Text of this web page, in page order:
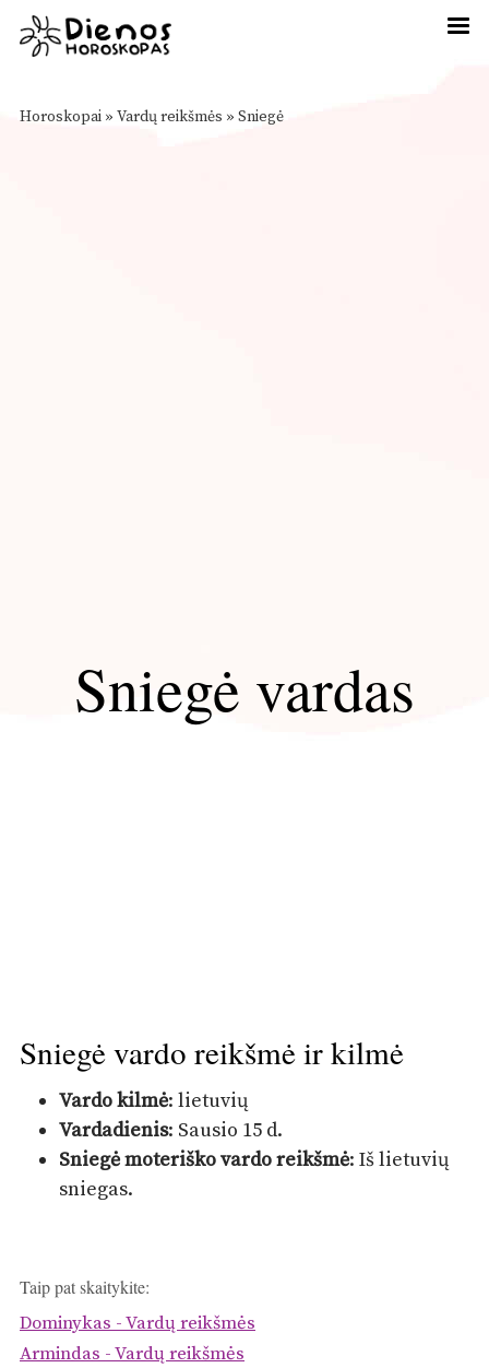
Horoskopai » Vardų reikšmės » Sniegė
Sniegė vardas
Sniegė vardo reikšmė ir kilmė
Vardo kilmė: lietuvių
Vardadienis: Sausio 15 d.
Sniegė moteriško vardo reikšmė: Iš lietuvių
sniegas.
Taip pat skaitykite:
Dominykas - Vardų reikšmės
Armindas - Vardų reikšmės